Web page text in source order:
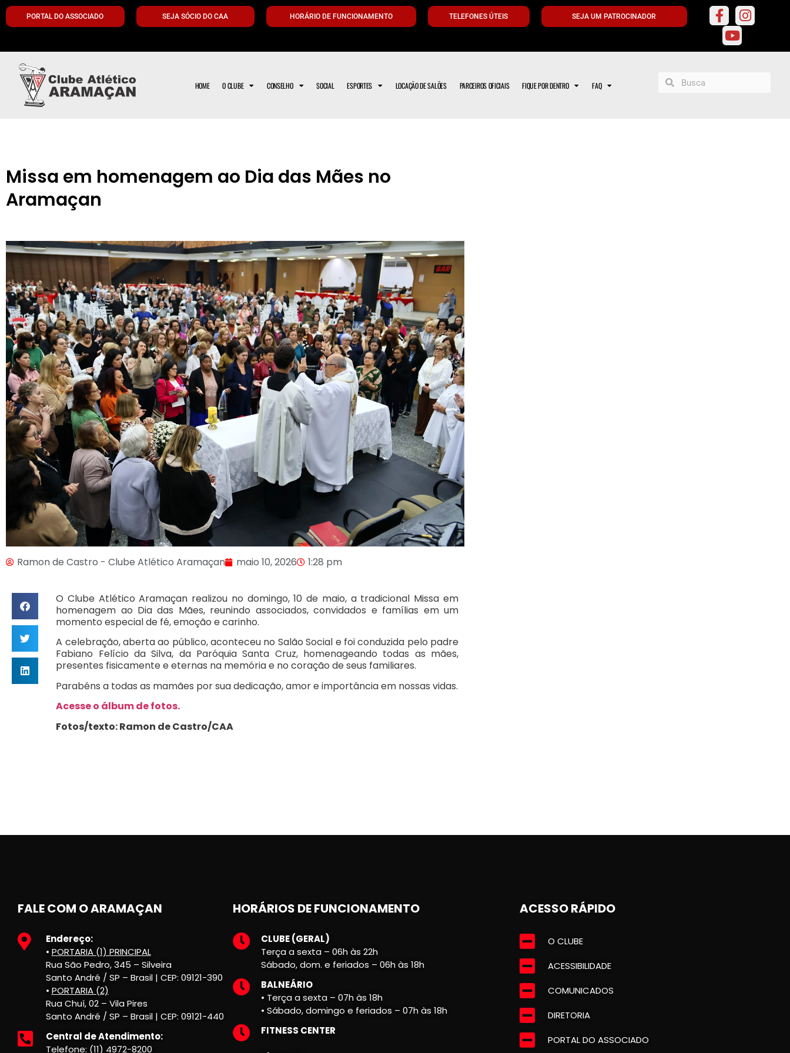
PORTAL DO ASSOCIADO SEJA SÓCIO DO CAA HORÁRIO DE FUNCIONAMENTO TELEFONES ÚTEIS SEJA UM PATROCINADOR
HOME O CLUBE CONSELHO SOCIAL ESPORTES LOCAÇÃO DE SALÕES PARCEIROS OFICIAIS FIQUE POR DENTRO FAQ
Missa em homenagem ao Dia das Mães no
Aramaçan
Ramon de Castro - Clube Atlético Aramaçan maio 10, 2026 1:28 pm
O Clube Atlético Aramaçan realizou no domingo, 10 de maio, a tradicional Missa em
homenagem ao Dia das Mães, reunindo associados, convidados e famílias em um
momento especial de fé, emoção e carinho.
A celebração, aberta ao público, aconteceu no Salão Social e foi conduzida pelo padre
Fabiano Felício da Silva, da Paróquia Santa Cruz, homenageando todas as mães,
presentes fisicamente e eternas na memória e no coração de seus familiares.
Parabéns a todas as mamães por sua dedicação, amor e importância em nossas vidas.
Acesse o álbum de fotos.
Fotos/texto: Ramon de Castro/CAA
FALE COM O ARAMAÇAN
Endereço:
• PORTARIA (1) PRINCIPAL
Rua São Pedro, 345 – Silveira
Santo André / SP – Brasil | CEP: 09121-390
• PORTARIA (2)
Rua Chuí, 02 – Vila Pires
Santo André / SP – Brasil | CEP: 09121-440
Central de Atendimento:
Telefone: (11) 4972-8200
HORÁRIOS DE FUNCIONAMENTO
CLUBE (GERAL)
Terça a sexta – 06h às 22h
Sábado, dom. e feriados – 06h às 18h
BALNEÁRIO
• Terça a sexta – 07h às 18h
• Sábado, domingo e feriados – 07h às 18h
FITNESS CENTER
ACESSO RÁPIDO
O CLUBE
ACESSIBILIDADE
COMUNICADOS
DIRETORIA
PORTAL DO ASSOCIADO